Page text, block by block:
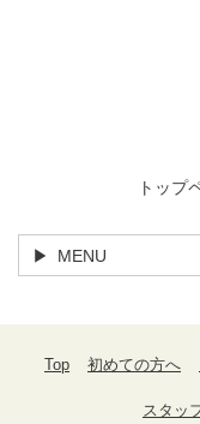
トップ
MENU
Top 初めての方へ
スタッ